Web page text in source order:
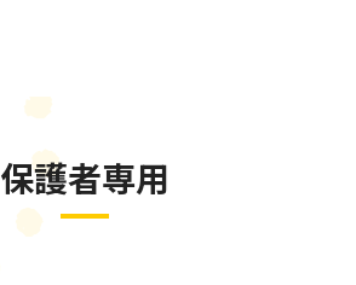
保護者専用